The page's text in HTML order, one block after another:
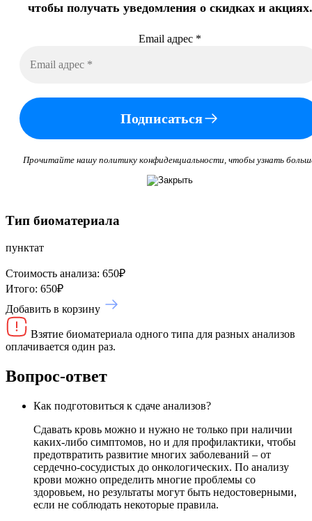
чтобы получать уведомления о скидках и акциях.
Email адрес *
Подписаться
Прочитайте нашу политику конфиденциальности, чтобы узнать
Тип биоматериала
пунктат
Стоимость анализа: 650₽
Итого: 650₽
Добавить в корзину
Взятие биоматериала одного типа для разных анализов
оплачивается один раз.
Вопрос-ответ
Как подготовиться к сдаче анализов?
Сдавать кровь можно и нужно не только при наличии
каких-либо симптомов, но и для профилактики, чтобы
предотвратить развитие многих заболеваний – от
сердечно-сосудистых до онкологических. По анализу
крови можно определить многие проблемы со
здоровьем, но результаты могут быть недостоверными,
если не соблюдать некоторые правила.